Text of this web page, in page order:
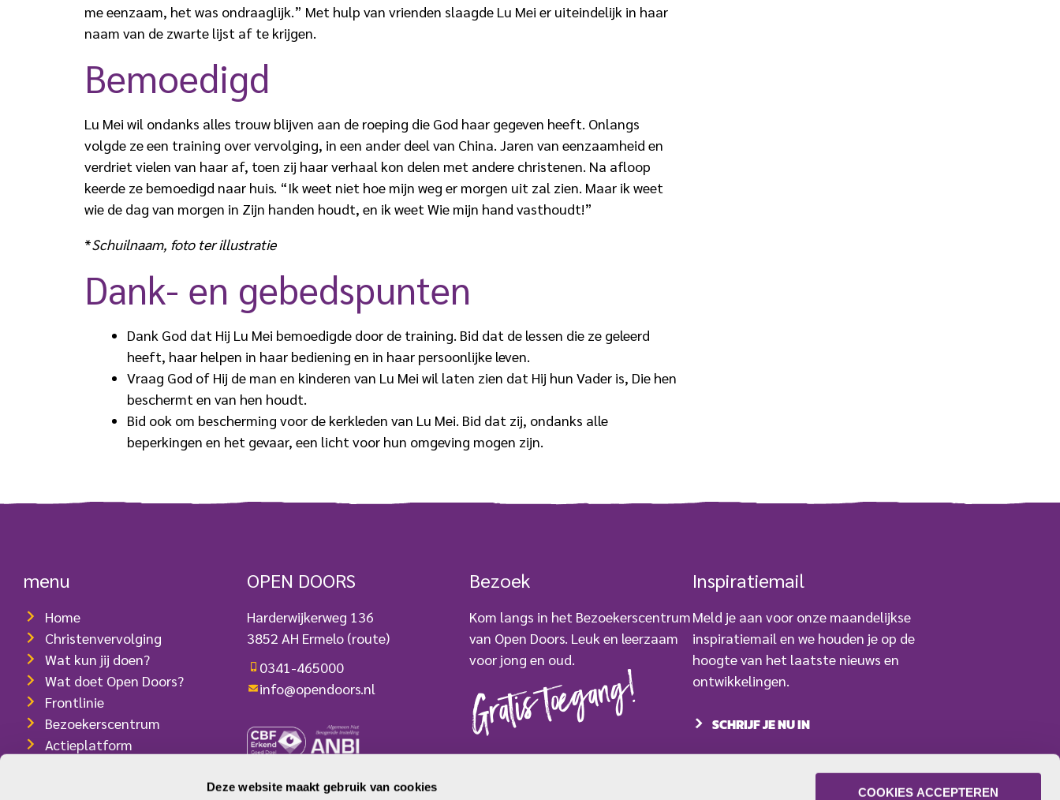
Deze website maakt gebruik van cookies COOKIES ACCEPTEREN
me eenzaam, het was ondraaglijk.” Met hulp van vrienden slaagde Lu Mei er uiteindelijk in haar
naam van de zwarte lijst af te krijgen.
Bemoedigd
Lu Mei wil ondanks alles trouw blijven aan de roeping die God haar gegeven heeft. Onlangs
volgde ze een training over vervolging, in een ander deel van China. Jaren van eenzaamheid en
verdriet vielen van haar af, toen zij haar verhaal kon delen met andere christenen. Na afloop
keerde ze bemoedigd naar huis. “Ik weet niet hoe mijn weg er morgen uit zal zien. Maar ik weet
wie de dag van morgen in Zijn handen houdt, en ik weet Wie mijn hand vasthoudt!”
*Schuilnaam, foto ter illustratie
Dank- en gebedspunten
Dank God dat Hij Lu Mei bemoedigde door de training. Bid dat de lessen die ze geleerd
heeft, haar helpen in haar bediening en in haar persoonlijke leven.
Vraag God of Hij de man en kinderen van Lu Mei wil laten zien dat Hij hun Vader is, Die hen
beschermt en van hen houdt.
Bid ook om bescherming voor de kerkleden van Lu Mei. Bid dat zij, ondanks alle
beperkingen en het gevaar, een licht voor hun omgeving mogen zijn.
menu
Home
Christenvervolging
Wat kun jij doen?
Wat doet Open Doors?
Frontlinie
Bezoekerscentrum
Actieplatform
OPEN DOORS
Harderwijkerweg 136
3852 AH Ermelo (route)
0341-465000
info@opendoors.nl
Bezoek
Kom langs in het Bezoekerscentrum
van Open Doors. Leuk en leerzaam
voor jong en oud.
Gratis toegang!
Inspiratiemail
Meld je aan voor onze maandelijkse
inspiratiemail en we houden je op de
hoogte van het laatste nieuws en
ontwikkelingen.
SCHRIJF JE NU IN